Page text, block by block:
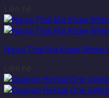
Ngựa Thái Ma Khaw White